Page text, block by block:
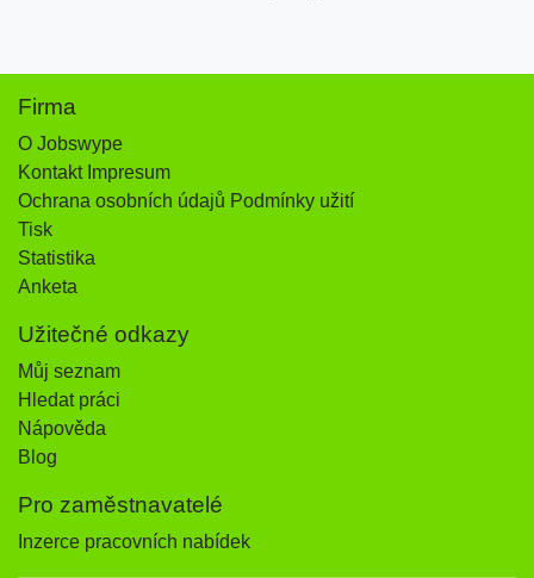
Firma
O Jobswype
Kontakt Impresum
Ochrana osobních údajů Podmínky užití
Tisk
Statistika
Anketa
Užitečné odkazy
Můj seznam
Hledat práci
Nápověda
Blog
Pro zaměstnavatelé
Inzerce pracovních nabídek